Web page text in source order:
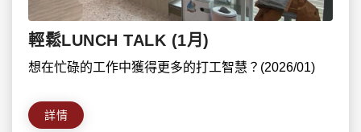
輕鬆LUNCH TALK (1月)
想在忙碌的工作中獲得更多的打工智慧？(2026/01)
詳情